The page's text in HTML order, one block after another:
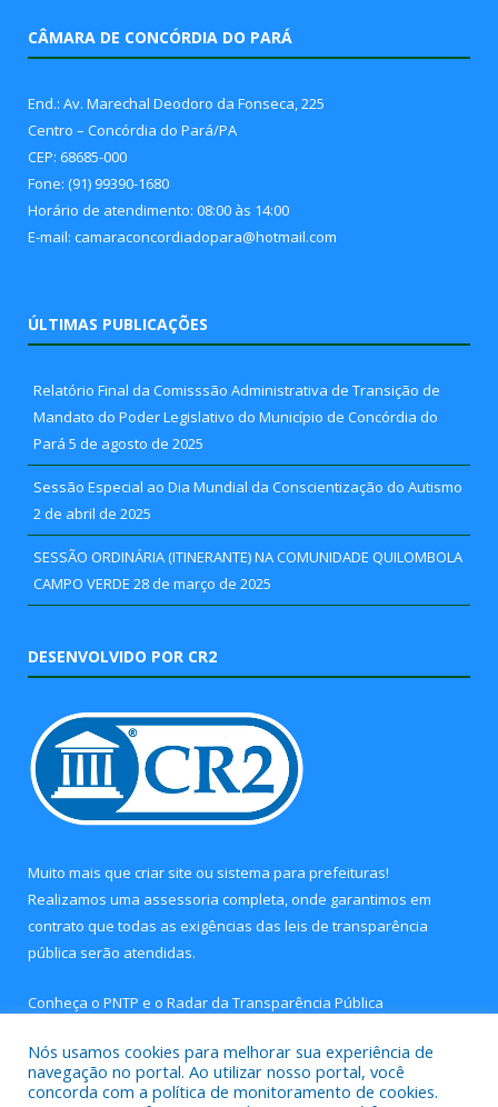
CÂMARA DE CONCÓRDIA DO PARÁ
End.: Av. Marechal Deodoro da Fonseca, 225
Centro – Concórdia do Pará/PA
CEP: 68685-000
Fone: (91) 99390-1680
Horário de atendimento: 08:00 às 14:00
E-mail: camaraconcordiadopara@hotmail.com
ÚLTIMAS PUBLICAÇÕES
Relatório Final da Comisssão Administrativa de Transição de
Mandato do Poder Legislativo do Município de Concórdia do
Pará 5 de agosto de 2025
Sessão Especial ao Dia Mundial da Conscientização do Autismo
2 de abril de 2025
SESSÃO ORDINÁRIA (ITINERANTE) NA COMUNIDADE QUILOMBOLA
CAMPO VERDE 28 de março de 2025
DESENVOLVIDO POR CR2
Muito mais que criar site ou sistema para prefeituras!
Realizamos uma assessoria completa, onde garantimos em
contrato que todas as exigências das leis de transparência
pública serão atendidas.
Conheça o PNTP e o Radar da Transparência Pública
Nós usamos cookies para melhorar sua experiência de
navegação no portal. Ao utilizar nosso portal, você
concorda com a política de monitoramento de cookies.